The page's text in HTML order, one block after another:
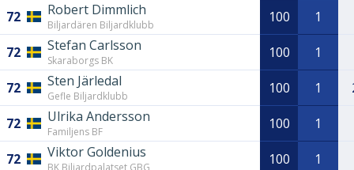
72 Robert Dimmlich
Biljardären Biljardklubb 100 1
72 Stefan Carlsson
Skaraborgs BK 100 1
72 Sten Järledal
Gefle Biljardklubb 100 1
72 Ulrika Andersson
Familjens BF 100 1
72 Viktor Goldenius 100 1